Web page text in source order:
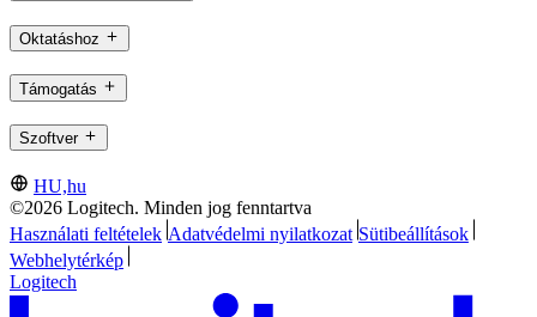
Oktatáshoz
Támogatás
Szoftver
HU,hu
©2026 Logitech. Minden jog fenntartva
Használati feltételek Adatvédelmi nyilatkozat Sütibeállítások
Webhelytérkép
Logitech